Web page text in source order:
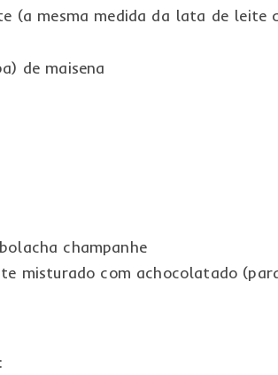
(a mesma medida da lata de leite
de maisena
champanhe
misturado com achocolatado